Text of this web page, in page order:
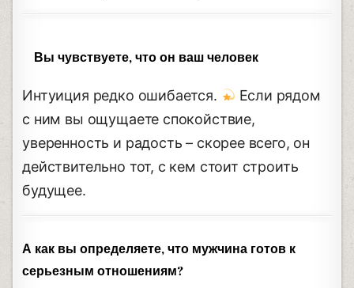
Вы чувствуете, что он ваш человек
Интуиция редко ошибается.
Если рядом
с ним вы ощущаете спокойствие,
уверенность и радость – скорее всего, он
действительно тот, с кем стоит строить
будущее.
А как вы определяете, что мужчина готов к
серьезным отношениям?